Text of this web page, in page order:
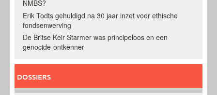
NMBS?
Erik Todts gehuldigd na 30 jaar inzet voor ethische
fondsenwerving
De Britse Keir Starmer was principeloos en een
genocide-ontkenner
DOSSIERS